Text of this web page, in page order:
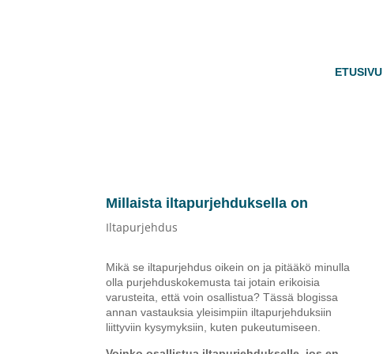
ETUSIVU
Millaista iltapurjehduksella on
Iltapurjehdus
Mikä se iltapurjehdus oikein on ja pitääkö minulla
olla purjehduskokemusta tai jotain erikoisia
varusteita, että voin osallistua? Tässä blogissa
annan vastauksia yleisimpiin iltapurjehduksiin
liittyviin kysymyksiin, kuten pukeutumiseen.